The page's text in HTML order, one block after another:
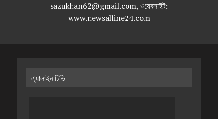
sazukhan62@gmail.com, ওয়েবসাইট:
www.newsalline24.com
এ্যালাইন টিভি